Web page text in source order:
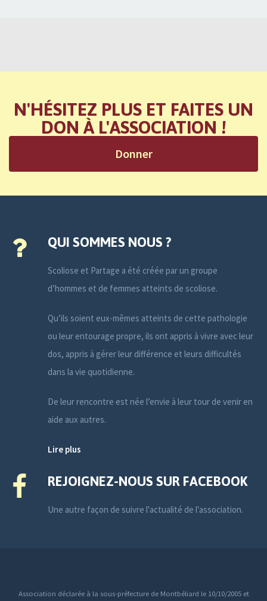
N'HÉSITEZ PLUS ET FAITES UN
DON À L'ASSOCIATION !
Donner
QUI SOMMES NOUS ?
Scoliose et Partage a été créée par un groupe
d’hommes et de femmes atteints de scoliose.
Qu’ils soient eux-mêmes atteints de cette pathologie
ou leur entourage propre, ils ont appris à vivre avec leur
dos, appris à gérer leur différence et leurs difficultés
dans la vie quotidienne.
De leur rencontre est née l’envie à leur tour de venir en
aide aux autres.
Lire plus
REJOIGNEZ-NOUS SUR FACEBOOK
Une autre façon de suivre l'actualité de l'association.
Association déclarée à la sous-préfecture de Montbéliard le 10/10/2005 et